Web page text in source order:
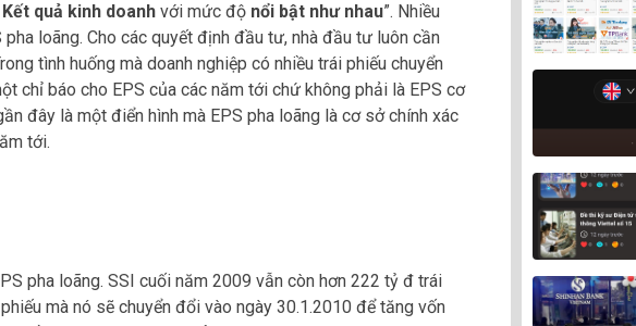
quả kinh doanh với mức độ nổi bật như nhau”. Nhiều
loãng. Cho các quyết định đầu tư, nhà đầu tư luôn cần
tình huống mà doanh nghiệp có nhiều trái phiếu chuyển
chỉ báo cho EPS của các năm tới chứ không phải là EPS cơ
đây là một điển hình mà EPS pha loãng là cơ sở chính xác
tới.
pha loãng. SSI cuối năm 2009 vẫn còn hơn 222 tỷ đ trái
mà nó sẽ chuyển đổi vào ngày 30.1.2010 để tăng vốn